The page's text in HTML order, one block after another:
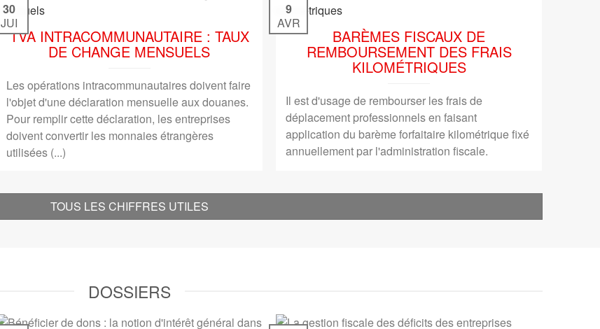
TVA INTRACOMMUNAUTAIRE : TAUX
DE CHANGE MENSUELS
30
JUI
Les opérations intracommunautaires doivent faire
l'objet d'une déclaration mensuelle aux douanes.
Pour remplir cette déclaration, les entreprises
doivent convertir les monnaies étrangères
utilisées (...)
BARÈMES FISCAUX DE
REMBOURSEMENT DES FRAIS
KILOMÉTRIQUES
9
AVR
Il est d'usage de rembourser les frais de
déplacement professionnels en faisant
application du barème forfaitaire kilométrique fixé
annuellement par l'administration fiscale.
TOUS LES CHIFFRES UTILES
DOSSIERS